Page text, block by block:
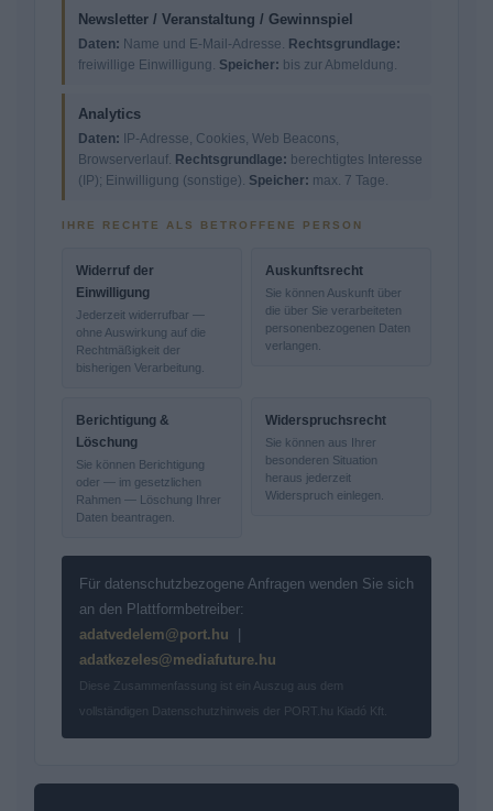
Newsletter / Veranstaltung / Gewinnspiel
Daten: Name und E-Mail-Adresse. Rechtsgrundlage:
freiwillige Einwilligung. Speicher: bis zur Abmeldung.
Analytics
Daten: IP-Adresse, Cookies, Web Beacons,
Browserverlauf. Rechtsgrundlage: berechtigtes Interesse
(IP); Einwilligung (sonstige). Speicher: max. 7 Tage.
IHRE RECHTE ALS BETROFFENE PERSON
Widerruf der
Einwilligung
Jederzeit widerrufbar —
ohne Auswirkung auf die
Rechtmäßigkeit der
bisherigen Verarbeitung.
Auskunftsrecht
Sie können Auskunft über
die über Sie verarbeiteten
personenbezogenen Daten
verlangen.
Berichtigung &
Löschung
Sie können Berichtigung
oder — im gesetzlichen
Rahmen — Löschung Ihrer
Daten beantragen.
Widerspruchsrecht
Sie können aus Ihrer
besonderen Situation
heraus jederzeit
Widerspruch einlegen.
Für datenschutzbezogene Anfragen wenden Sie sich
an den Plattformbetreiber:
adatvedelem@port.hu
adatkezeles@mediafuture.hu
Diese Zusammenfassung ist ein Auszug aus dem
vollständigen Datenschutzhinweis der PORT.hu Kiadó Kft.